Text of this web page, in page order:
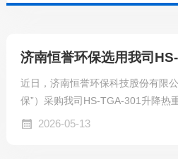
近日，济南恒誉环保科技股份有限
保”）采购我司HS-TGA-301升降热
物热解机理研究、工艺参数优化及
2026-05-13